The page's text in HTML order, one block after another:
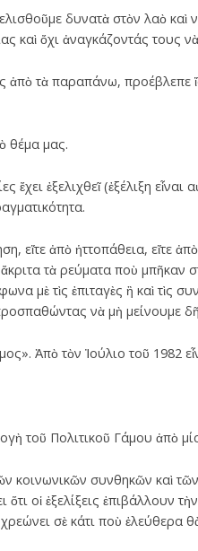
δυνατὰ στὸν λαὸ καὶ
καὶ ὄχι ἀναγκάζοντάς τους
ἀπὸ τὰ παραπάνω, προέβλεπε
θέμα μας.
ἐξελιχθεῖ (ἐξέλιξη εἶναι
εἴτε ἀπὸ ἡττοπάθεια, εἴτε
τὰ ρεύματα ποὺ μπῆκαν
μὲ τὶς ἐπιταγὲς ἢ καὶ τὶς
νὰ μὴ μείνουμε
Ἀπὸ τὸν Ἰούλιο τοῦ 1982
τοῦ Πολιτικοῦ Γάμου ἀπὸ
συνθηκῶν καὶ
οἱ ἐξελίξεις ἐπιβάλλουν
σὲ κάτι ποὺ ἐλεύθερα